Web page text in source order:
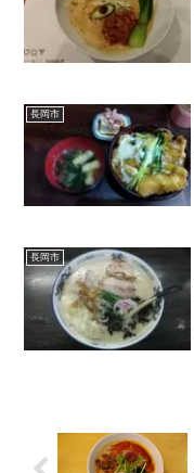
長岡市
長岡市